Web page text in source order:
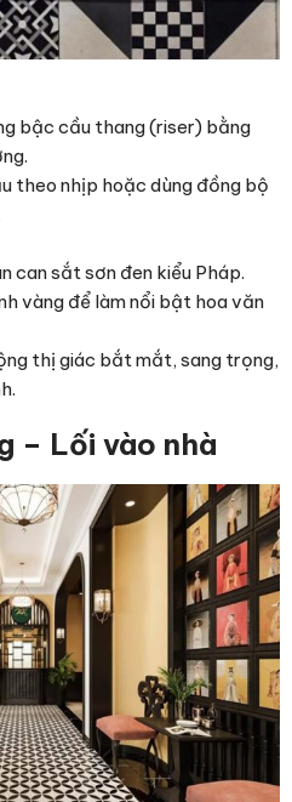
bậc cầu thang (riser) bằng
theo nhịp hoặc dùng đồng bộ
can sắt sơn đen kiểu Pháp.
vàng để làm nổi bật hoa văn
thị giác bắt mắt, sang trọng,
– Lối vào nhà